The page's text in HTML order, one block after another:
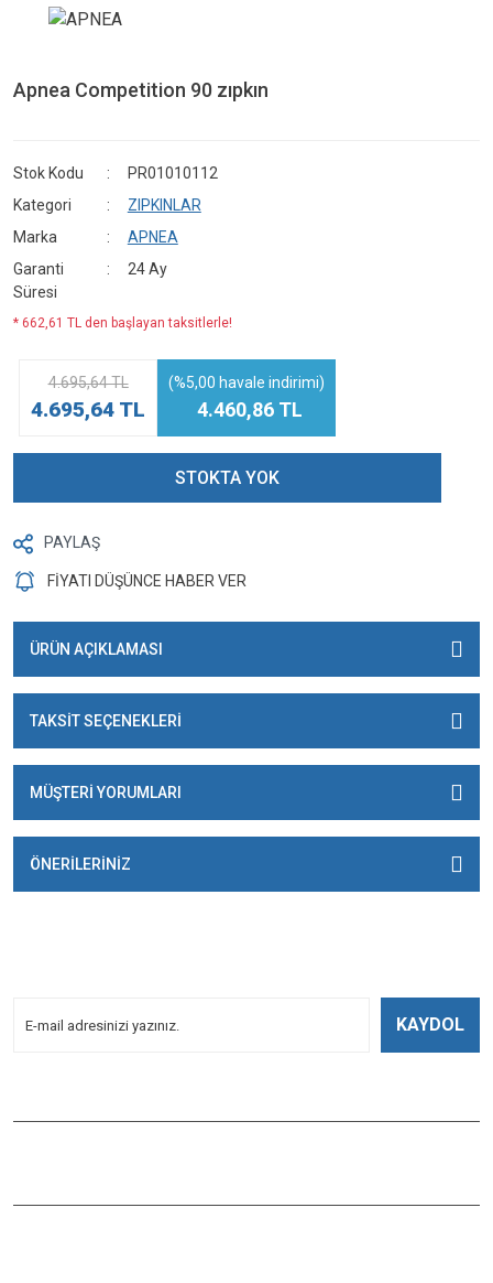
Apnea Competition 90 zıpkın
Stok Kodu
PR01010112
Kategori
ZIPKINLAR
Marka
APNEA
Garanti
Süresi
24 Ay
* 662,61 TL den başlayan taksitlerle!
4.695,64 TL
4.695,64 TL
(%5,00 havale indirimi)
4.460,86 TL
STOKTA YOK
PAYLAŞ
FİYATI DÜŞÜNCE HABER VER
ÜRÜN AÇIKLAMASI
TAKSİT SEÇENEKLERİ
MÜŞTERİ YORUMLARI
ÖNERİLERİNİZ
KAYDOL